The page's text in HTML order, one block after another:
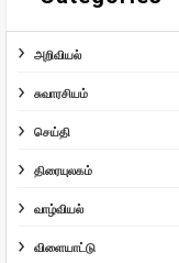
அறிவியல்
சுவாரசியம்
செய்தி
திரையுலகம்
வாழ்வியல்
விளையாட்டு